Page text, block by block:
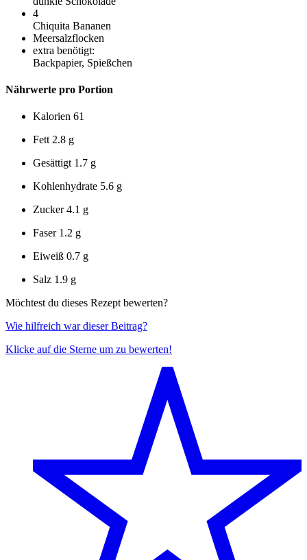
4
Chiquita Bananen
Meersalzflocken
extra benötigt:
Backpapier, Spießchen
Nährwerte pro Portion
Kalorien 61
Fett 2.8 g
Gesättigt 1.7 g
Kohlenhydrate 5.6 g
Zucker4.1 g
Faser 1.2 g
Eiweiß 0.7 g
Salz 1.9 g
Möchtest du dieses Rezept bewerten?
Wie hilfreich war dieser Beitrag?
Klicke auf die Sterne um zu bewerten!